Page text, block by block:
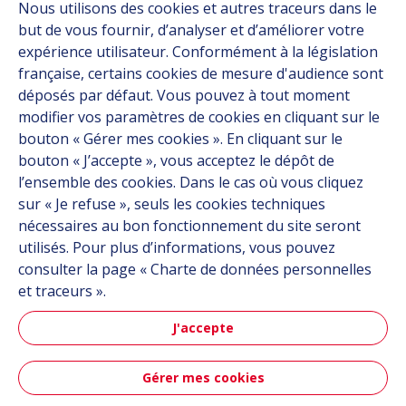
Solutions
Ressources
À propos
Carrière
Contact
Suivez-nous
Linkedin
Instagram
Hutchinson Aéronautique & Défense
Nous utilisons des cookies et autres traceurs dans le
but de vous fournir, d’analyser et d’améliorer votre
expérience utilisateur. Conformément à la législation
française, certains cookies de mesure d'audience sont
déposés par défaut. Vous pouvez à tout moment
modifier vos paramètres de cookies en cliquant sur le
bouton « Gérer mes cookies ». En cliquant sur le
bouton « J’accepte », vous acceptez le dépôt de
l’ensemble des cookies. Dans le cas où vous cliquez
sur « Je refuse », seuls les cookies techniques
nécessaires au bon fonctionnement du site seront
utilisés. Pour plus d’informations, vous pouvez
consulter la page « Charte de données personnelles
et traceurs ».
J'accepte
Gérer mes cookies